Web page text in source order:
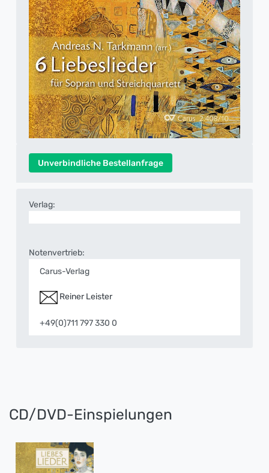
Unverbindliche Bestellanfrage
Verlag:
Notenvertrieb:
Carus-Verlag
Reiner Leister
+49(0)711 797 330 0
CD/DVD-Einspielungen